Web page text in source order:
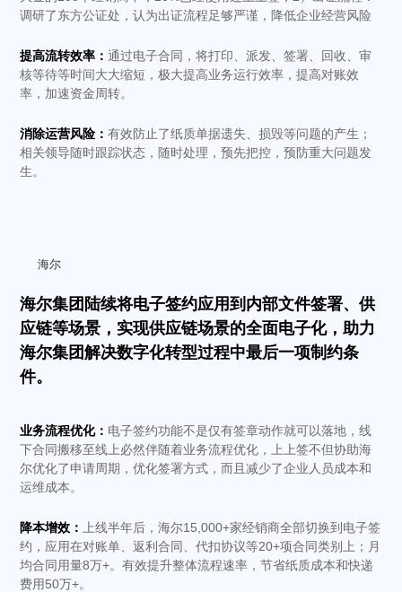
调研了东方公证处，认为出证流程足够严谨，降低企业经营风险
提高流转效率：通过电子合同，将打印、派发、签署、回收、审
核等待等时间大大缩短，极大提高业务运行效率，提高对账效
率，加速资金周转。
消除运营风险：有效防止了纸质单据遗失、损毁等问题的产生；
相关领导随时跟踪状态，随时处理，预先把控，预防重大问题发
生。
海尔
海尔集团陆续将电子签约应用到内部文件签署、供
应链等场景，实现供应链场景的全面电子化，助力
海尔集团解决数字化转型过程中最后一项制约条
件。
业务流程优化： 电子签约功能不是仅有签章动作就可以落地，线
下合同搬移至线上必然伴随着业务流程优化，上上签不但协助海
尔优化了申请周期，优化签署方式，而且减少了企业人员成本和
运维成本。
降本增效：
上线半年后，海尔15,000+家经销商全部切换到电子签
约，应用在对账单、返利合同、代扣协议等20+项合同类别上；月
均合同用量8万+。有效提升整体流程速率，节省纸质成本和快递
费用50万+。